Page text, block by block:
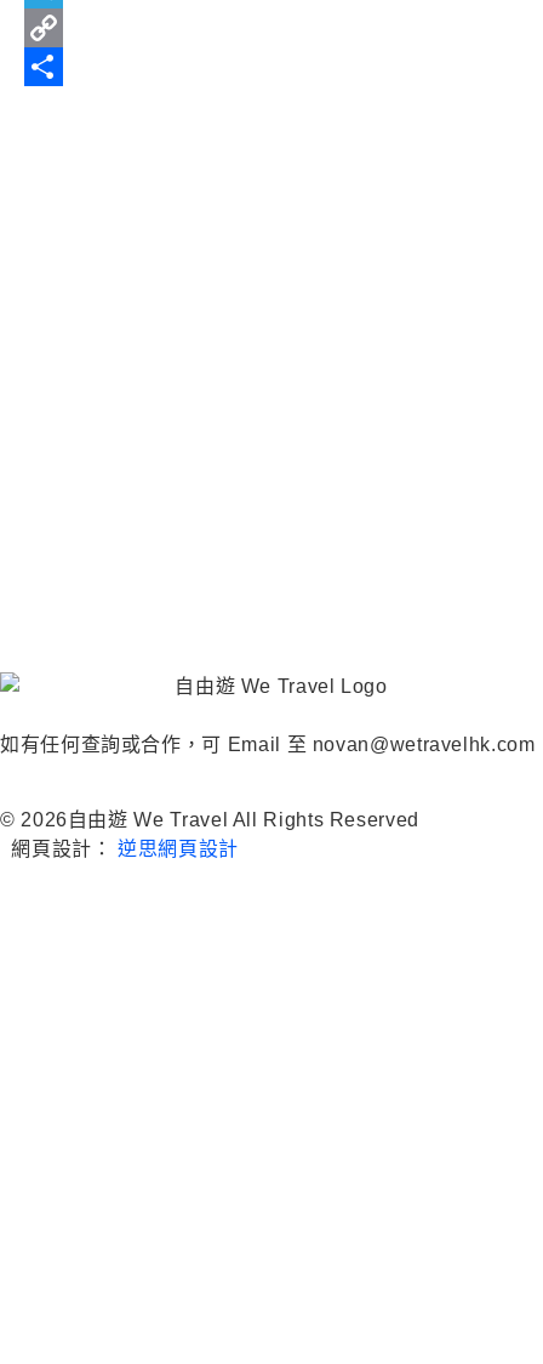
Telegram
Copy
如有任何查詢或合作，可 Email 至 novan@wetravelhk.com
© 2026自由遊 We Travel All Rights Reserved
網頁設計：
逆思網頁設計